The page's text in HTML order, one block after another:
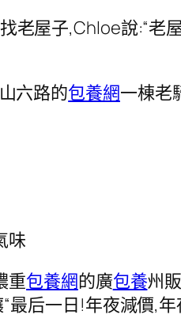
老屋子,Chloe說:“老
六路的包養網一棟老
味
重包養網的廣包養州
最后一日!年夜減價,